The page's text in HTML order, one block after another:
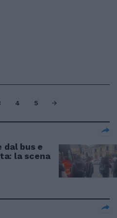
4 5
dal bus e
la scena